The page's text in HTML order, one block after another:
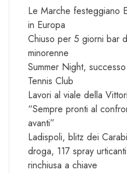
Le Marche festeggiano
in Europa
Chiuso per 5 giorni bar
minorenne
Summer Night,
Tennis Club
Lavori al viale della
“Sempre pronti al
avanti”
Ladispoli, blitz dei
droga, 117 spray
rinchiusa a chiave